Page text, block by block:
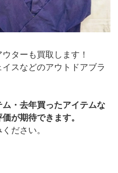
ターも買取します！
スなどのアウトドアブラ
・去年買ったアイテムな
が期待できます。
ださい。